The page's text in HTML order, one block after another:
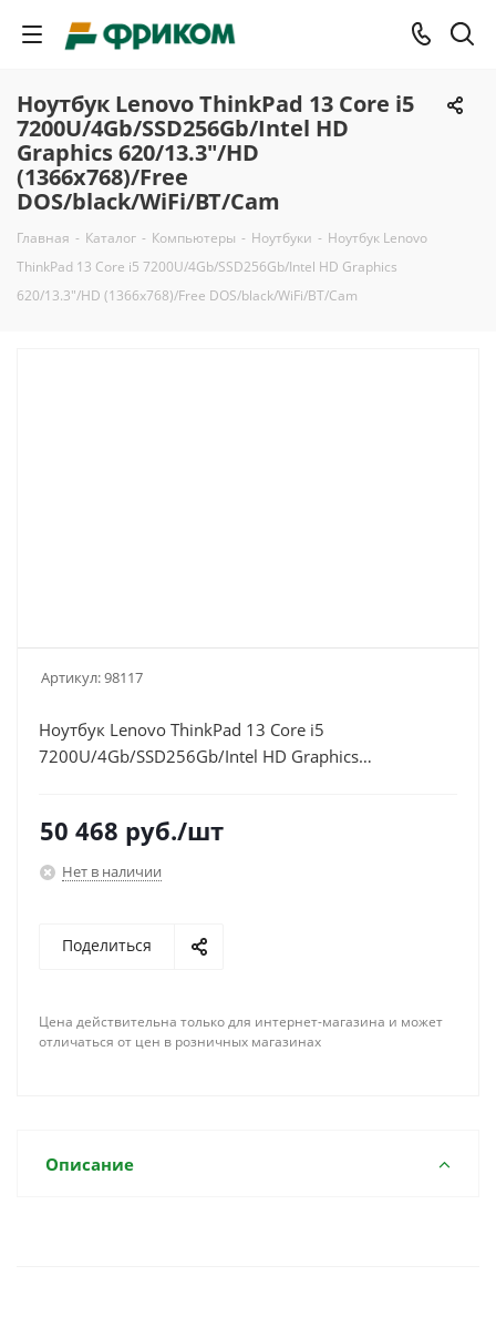
Ноутбук Lenovo ThinkPad 13 Core i5
7200U/4Gb/SSD256Gb/Intel HD
Graphics 620/13.3"/HD
(1366x768)/Free
DOS/black/WiFi/BT/Cam
Главная - Каталог - Компьютеры - Ноутбуки - Ноутбук Lenovo
ThinkPad 13 Core i5 7200U/4Gb/SSD256Gb/Intel HD Graphics
620/13.3"/HD (1366x768)/Free DOS/black/WiFi/BT/Cam
Артикул:98117
Ноутбук Lenovo ThinkPad 13 Core i5
7200U/4Gb/SSD256Gb/Intel HD Graphics
50 468 руб./шт
Нет в наличии
Поделиться
Цена действительна только для интернет-магазина и может
отличаться от цен в розничных магазинах
Описание